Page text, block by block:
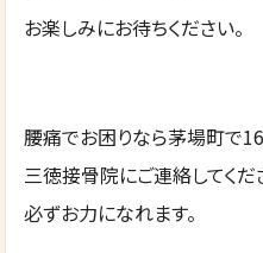
お楽しみにお待ちください。
腰痛でお困りなら茅場町で
三徳接骨院にご連絡してくだ
必ずお力になれます。